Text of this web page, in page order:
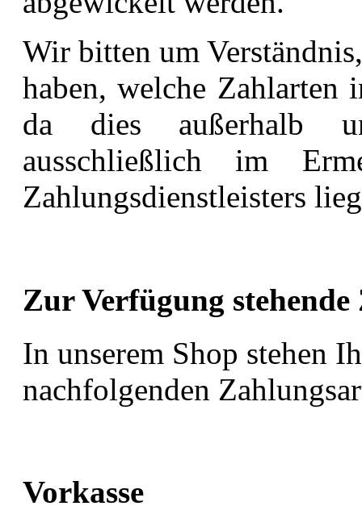
Wir bitten um
haben, welche Zahlarten
da dies außerhalb
ausschließlich im
Zahlungsdienstleisters
Zur Verfügung
In unserem Shop stehen
nachfolgenden
Vorkasse